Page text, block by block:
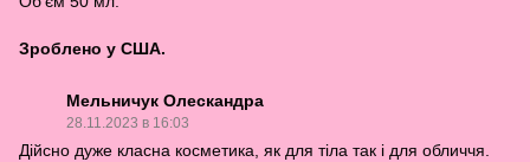
Зроблено у США.
Мельничук Олескандра
28.11.2023 в 16:03
Дійсно дуже класна косметика, як для тіла так і для обличчя.